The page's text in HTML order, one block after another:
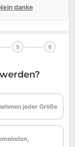
danke
5 6
jeder Größe